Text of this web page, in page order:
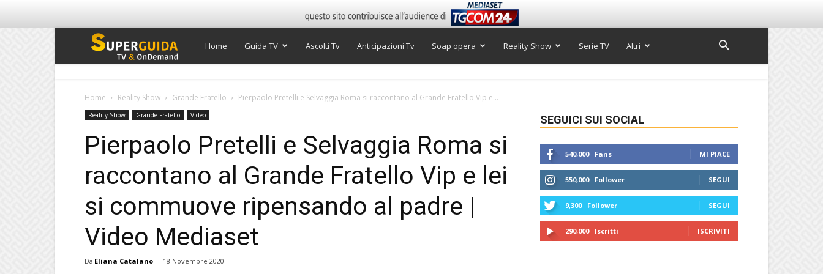
Super
TV
Home Guida TV Ascolti Tv Anticipazioni Tv Soap opera Reality Show Serie TV Altri
Home Reality Show Grande Fratello Pierpaolo Pretelli e Selvaggia Roma si raccontano al Grande Fratello Vip e...
Reality Show Grande Fratello Video
Pierpaolo Pretelli e Selvaggia Roma si
raccontano al Grande Fratello Vip e lei
si commuove ripensando al padre |
Video Mediaset
Da Eliana Catalano - 18 Novembre 2020
SEGUICI SUI SOCIAL
540,000 Fans MI PIACE
550,000 Follower SEGUI
9,300 Follower SEGUI
290,000 Iscritti ISCRIVITI